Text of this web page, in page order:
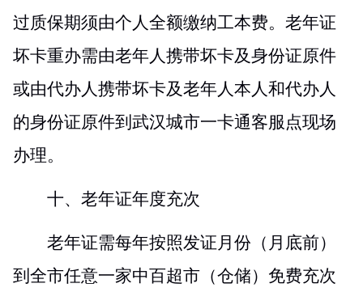
过质保期须由个人全额缴纳工本费。老年证
坏卡重办需由老年人携带坏卡及身份证原件
或由代办人携带坏卡及老年人本人和代办人
的身份证原件到武汉城市一卡通客服点现场
办理。
十、老年证年度充次
老年证需每年按照发证月份（月底前）
到全市任意一家中百超市（仓储）免费充次